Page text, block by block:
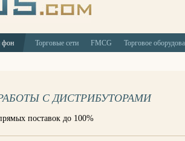
фон Торговые сети FMCG Торговое
С ДИСТРИБУТОРАМИ
поставок до 100%